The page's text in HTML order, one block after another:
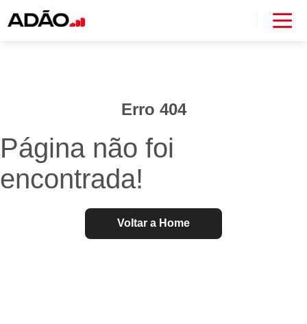
Erro 404
Página não foi
encontrada!
Voltar a Home